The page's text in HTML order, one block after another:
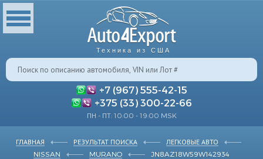
Техника из США
+7 (967) 555-42-15
+375 (33) 300-22-66
ПН - ПТ: 10:00 - 19:00 MSK
ГЛАВНАЯ РЕЗУЛЬТАТ ПОИСКА
ЛЕГКОВЫЕ АВТО
NISSAN
MURANO JN8AZ18W59W142934